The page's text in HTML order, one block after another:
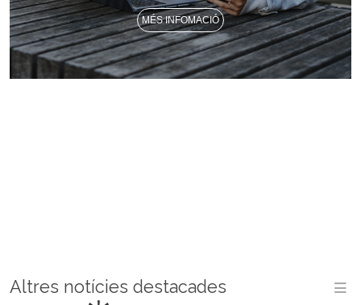
MÉS INFOMACIÓ
Altres notícies destacades